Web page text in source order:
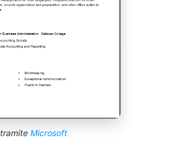
tramite Microsoft